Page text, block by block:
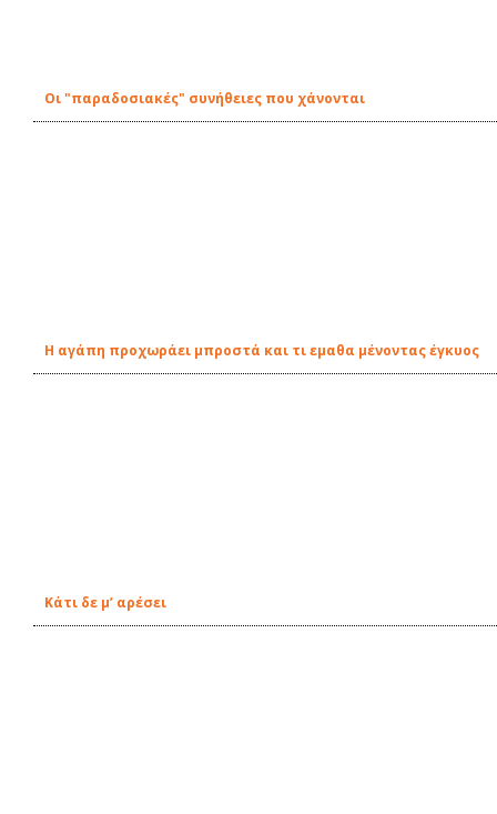
Οι "παραδοσιακές" συνήθειες που χάνονται
Η αγάπη προχωράει μπροστά και τι εμαθα μένοντας έγκυος
Κάτι δε μ’ αρέσει